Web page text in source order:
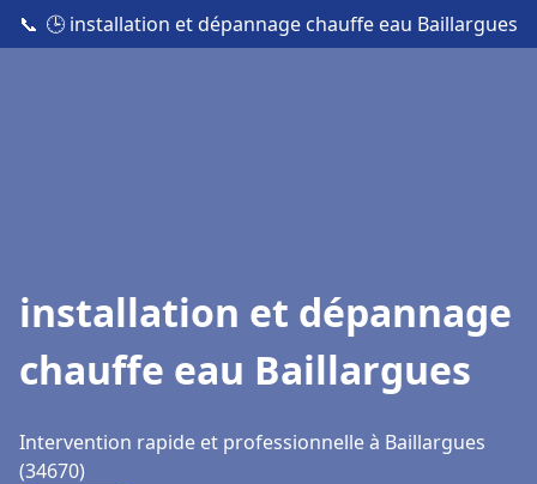
📞 🕒 installation et dépannage chauffe eau Baillargues
installation et dépannage
chauffe eau Baillargues
Intervention rapide et professionnelle à Baillargues
(34670)